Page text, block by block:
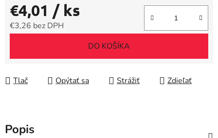
€4,01 / ks
€3,26 bez DPH
DO KOŠÍKA
Tlač Opýtať sa Strážiť Zdieľať
Popis